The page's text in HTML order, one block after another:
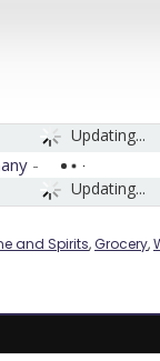
Updating...
Updating...
-
and Spirits,Grocery,